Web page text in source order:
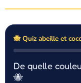
🐝 Quiz abeille et
De quelle
🐝